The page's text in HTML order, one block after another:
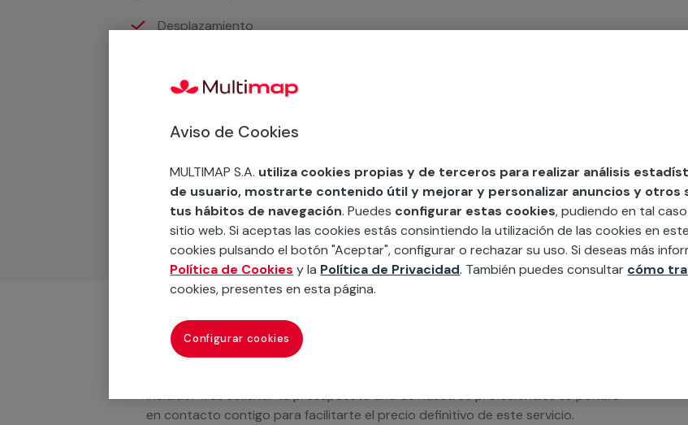
Desplazamiento
Recuerda que en MULTIMAP
Podemos ofrecer cualquier servicio a medida incluyendo todo lo que necesites:
materiales, equipamientos, electrodomésticos, etc. Cuéntanos que necesitas
cuando te llamemos.
Condiciones del servicio
incluido. Tras solicitar tu presupuesto uno de nuestros profesionales se pondrá
en contacto contigo para facilitarte el precio definitivo de este servicio.
Aviso de Cookies
MULTIMAP S.A. utiliza cookies propias y de terceros para realizar análisis
de usuario, mostrarte contenido útil y mejorar y personalizar anuncios y otros
tus hábitos de navegación. Puedes configurar estas cookies, pudiendo en tal
sitio web. Si aceptas las cookies estás consintiendo la utilización de las cookies en
cookies pulsando el botón "Aceptar", configurar o rechazar su uso. Si deseas más
Política de Cookies y la Política de Privacidad. También puedes consultar cómo
cookies, presentes en esta página.
Configurar cookies